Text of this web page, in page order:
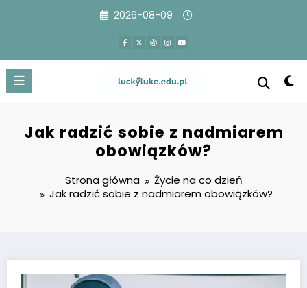
2026-08-09
Jak radzić sobie z nadmiarem
obowiązków?
Strona główna
Życie na co dzień
Jak radzić sobie z nadmiarem obowiązków?